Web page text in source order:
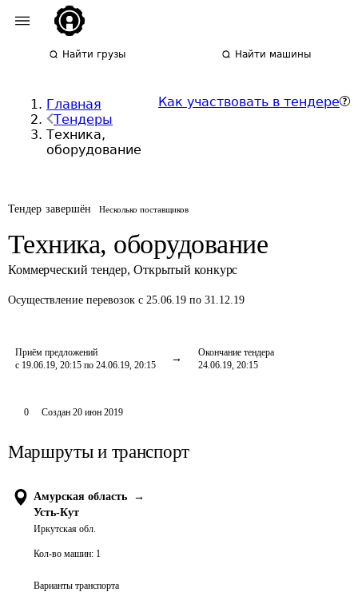
Найти грузы Найти машины
Главная
Тендеры
Техника,
оборудование
Как участвовать в тендере
Тендер завершён Несколько поставщиков
Техника, оборудование
Коммерческий тендер, Открытый конкурс
Осуществление перевозок с 25.06.19 по 31.12.19
Приём предложений
с 19.06.19, 20:15 по 24.06.19, 20:15
Окончание тендера
24.06.19, 20:15
0 Создан 20 июн 2019
Маршруты и транспорт
Амурская область
→
Усть-Кут
Иркутская обл.
Кол-во машин: 1
Варианты транспорта